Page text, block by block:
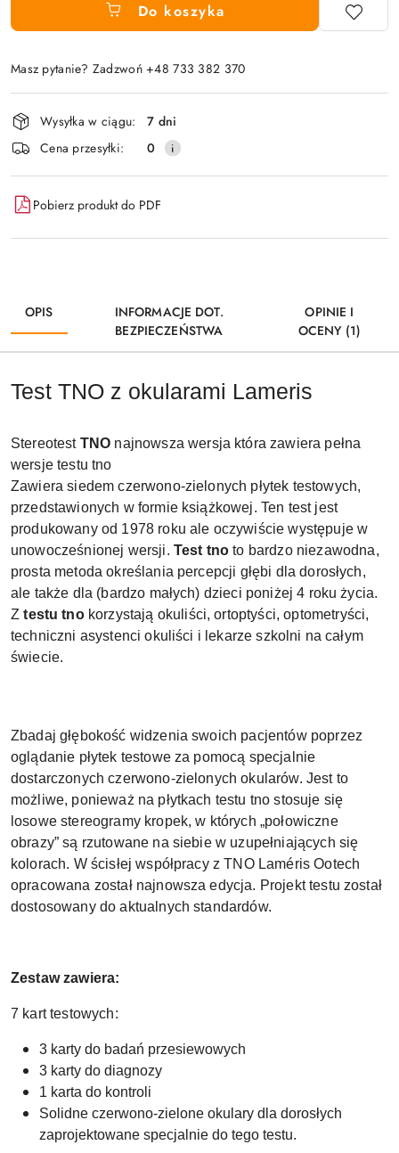
Do koszyka
Masz pytanie? Zadzwoń +48 733 382 370
Dostępność
i
dostawa
Wysyłka w ciągu:
7 dni
Cena przesyłki:
0
Pobierz produkt do PDF
OPIS
INFORMACJE DOT.
BEZPIECZEŃSTWA
OPINIE I
OCENY (1)
Test TNO z okularami Lameris
Stereotest TNO najnowsza wersja która zawiera pełna
wersje testu tno
Zawiera siedem czerwono-zielonych płytek testowych,
przedstawionych w formie książkowej. Ten test jest
produkowany od 1978 roku ale oczywiście występuje w
unowocześnionej wersji. Test tno to bardzo niezawodna,
prosta metoda określania percepcji głębi dla dorosłych,
ale także dla (bardzo małych) dzieci poniżej 4 roku życia.
Z testu tno korzystają okuliści, ortoptyści, optometryści,
techniczni asystenci okuliści i lekarze szkolni na całym
świecie.
Zbadaj głębokość widzenia swoich pacjentów poprzez
oglądanie płytek testowe za pomocą specjalnie
dostarczonych czerwono-zielonych okularów. Jest to
możliwe, ponieważ na płytkach testu tno stosuje się
losowe stereogramy kropek, w których „połowiczne
obrazy” są rzutowane na siebie w uzupełniających się
kolorach. W ścisłej współpracy z TNO Laméris Ootech
opracowana został najnowsza edycja. Projekt testu został
dostosowany do aktualnych standardów.
Zestaw zawiera:
7 kart testowych:
3 karty do badań przesiewowych
3 karty do diagnozy
1 karta do kontroli
Solidne czerwono-zielone okulary dla dorosłych
zaprojektowane specjalnie do tego testu.